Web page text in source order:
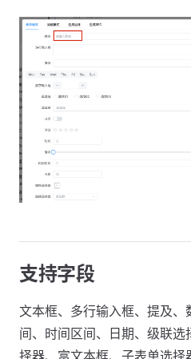
支持字段
文本框、多行输入框、提及
间、时间区间、日期、级联
择器、富文本框、子表单选择